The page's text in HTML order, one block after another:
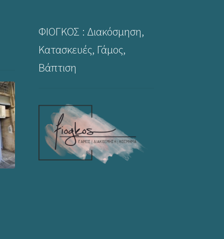
ΦΙΟΓΚΟΣ : Διακόσμηση,
Κατασκευές, Γάμος,
Βάπτιση